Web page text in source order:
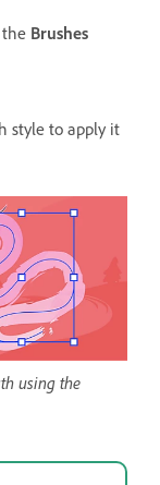
Brushes
style to apply it
using the